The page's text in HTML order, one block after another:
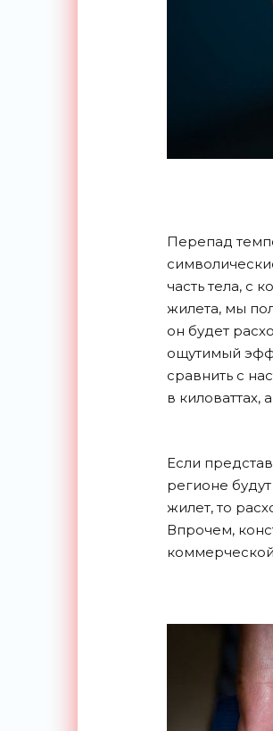
Перепад
часть тела, с
жилета, мы
он будет
ощутимый
сравнить с
в
Если
регионе
жилет, то
Впрочем,